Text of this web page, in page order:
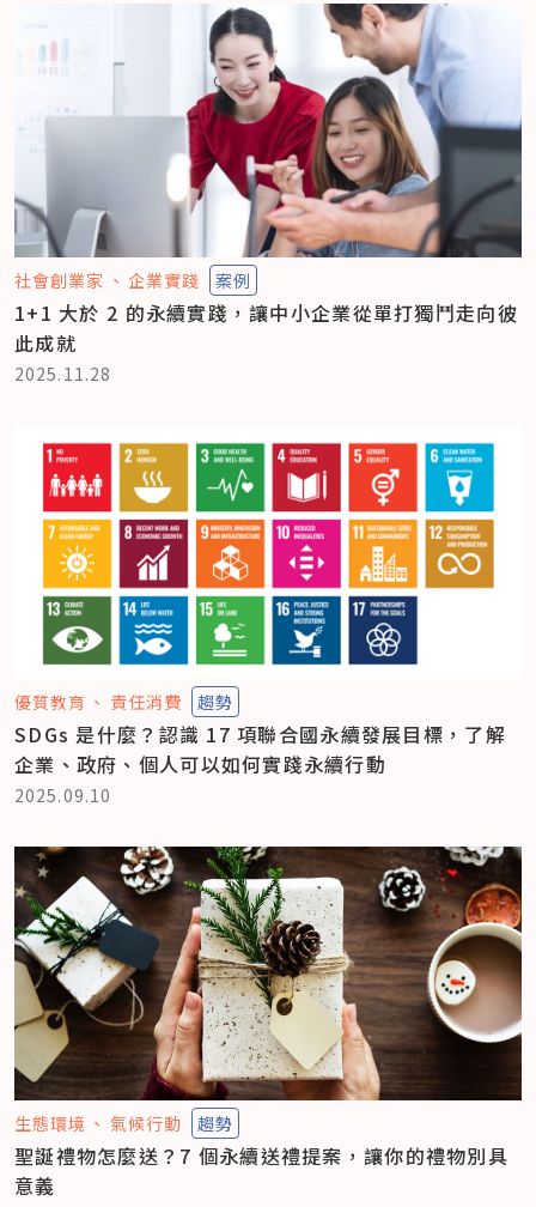
社會創業家 企業實踐 案例
1+1 大於 2 的永續實踐，讓中小企業從單打獨鬥走向彼
此成就
2025.11.28
優質教育 責任消費 趨勢
SDGs 是什麼？認識 17 項聯合國永續發展目標，了解
企業、政府、個人可以如何實踐永續行動
2025.09.10
生態環境 氣候行動 趨勢
聖誕禮物怎麼送？7 個永續送禮提案，讓你的禮物別具
意義